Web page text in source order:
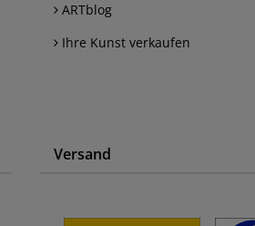
ARTblog
Ihre Kunst verkaufen
Versand